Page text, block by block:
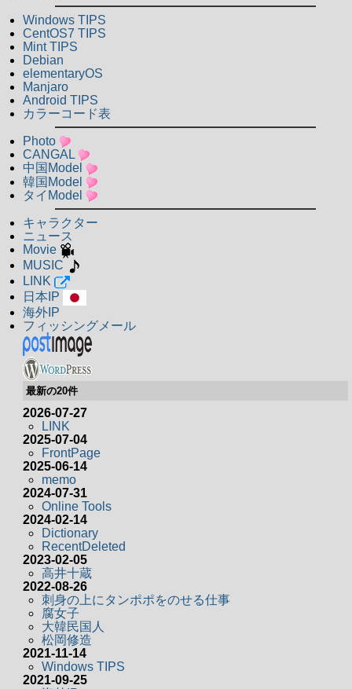
Windows TIPS
CentOS7 TIPS
Mint TIPS
Debian
elementaryOS
Manjaro
Android TIPS
カラーコード表
Photo
CANGAL
中国Model
韓国Model
タイModel
キャラクター
ニュース
Movie
MUSIC
LINK
日本IP
海外IP
フィッシングメール
最新の20件
2026-07-27
LINK
2025-07-04
FrontPage
2025-06-14
memo
2024-07-31
Online Tools
2024-02-14
Dictionary
RecentDeleted
2023-02-05
高井十蔵
2022-08-26
刺身の上にタンポポをのせる仕事
腐女子
大韓民国人
松岡修造
2021-11-14
Windows TIPS
2021-09-25